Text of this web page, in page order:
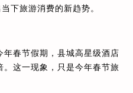
下旅游消费的新趋势。
春节假期，县城高星级酒店
这一现象，只是今年春节旅